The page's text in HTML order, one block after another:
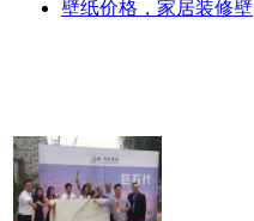
壁纸价格，家居装修壁